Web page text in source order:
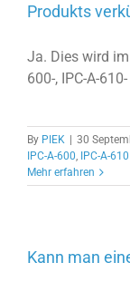
Produkts
Ja. Dies wird
600-, IPC-A-
By PIEK | 30
IPC-A-600 IPC-A-610
Mehr erfahren
Kann man